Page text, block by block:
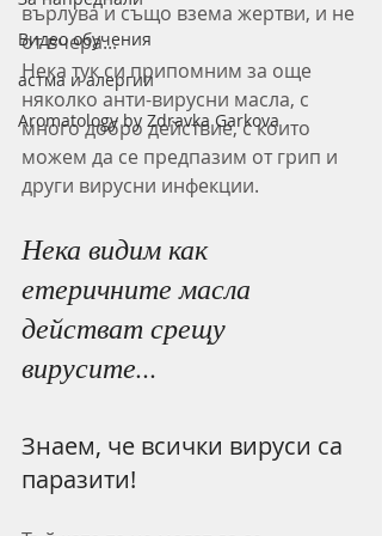
Видео обучения
астма и алергии
Aromatology by Zdravka Garkova
върлува и също взема жертви, и не
от вчера...
Нека тук си припомним за още
няколко анти-вирусни масла, с
много добро действие, с които
можем да се предпазим от грип и
други вирусни инфекции.
Нека видим как
етеричните масла
действат срещу
вирусите...
Знаем, че всички вируси са
паразити!